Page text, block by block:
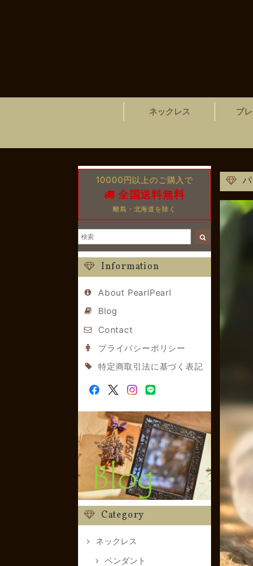
ネックレス ブ
10000円以上のご購入で
全国送料無料
離島・北海道を除く
Information
About PearlPearl
Blog
Contact
プライバシーポリシー
特定商取引法に基づく表記
Category
ネックレス
ペンダント